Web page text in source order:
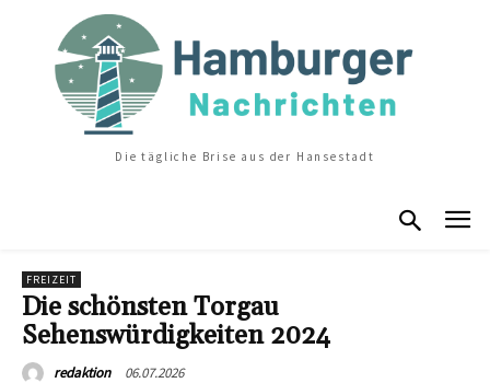
Die tägliche Brise aus der Hansestadt
FREIZEIT
Die schönsten Torgau
Sehenswürdigkeiten 2024
redaktion 06.07.2026